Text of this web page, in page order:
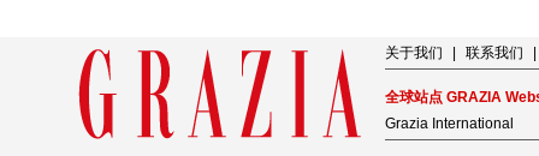
关于我们 联系我们
全球站点 GRAZIA
Grazia International